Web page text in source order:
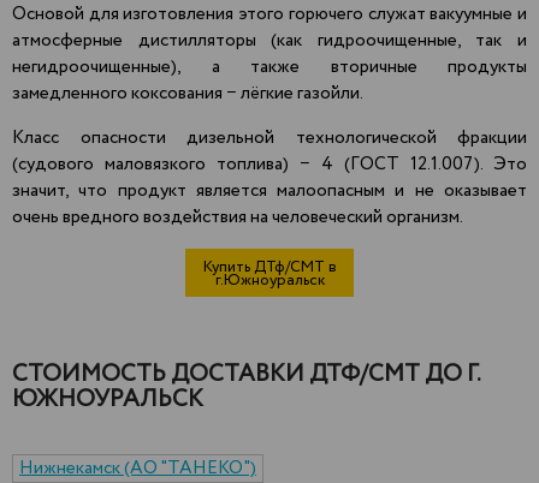
Основой для изготовления этого горючего служат вакуумные и
атмосферные дистилляторы (как гидроочищенные, так и
негидроочищенные), а также вторичные продукты
замедленного коксования − лёгкие газойли.
Класс опасности дизельной технологической фракции
(судового маловязкого топлива) − 4 (ГОСТ 12.1.007). Это
значит, что продукт являетсямалоопасным и не оказывает
очень вредного воздействия на человеческий организм.
Купить ДТф/СМТ в
г.Южноуральск
СТОИМОСТЬ ДОСТАВКИ ДТФ/СМТ ДО Г.
ЮЖНОУРАЛЬСК
Нижнекамск (АО "ТАНЕКО")